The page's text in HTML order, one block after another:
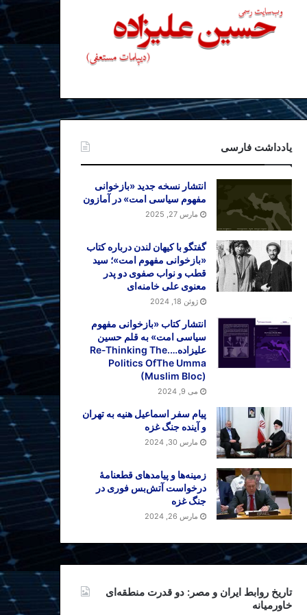
یادداشت فارسی
انتشار نسخه جدید «بازخوانی
مفهوم سیاسی امت» در آمازون
مارس 27, 2025
گفتگو با کیهان لندن درباره کتاب
«بازخوانی مفهوم امت»؛ سید
قطب و نواب صفوی دو پدر
معنوی علی خامنه‌ای
ژوئن 18, 2024
انتشار کتاب «بازخوانی مفهوم
سیاسی امت» به قلم حسین
علیزاده….Re-Thinking The
Politics OfThe Umma
(Muslim Bloc)
می 9, 2024
پیام سفر اسماعیل هنیه به تهران
و آینده جنگ غزه
مارس 30, 2024
زمینه‌ها و پیامدهای قطعنامهٔ
درخواست آتش‌بس فوری در
جنگ غزه
مارس 26, 2024
تاریخ روابط ایران و مصر: دو قدرت منطقه‌ای
خاورمیانه